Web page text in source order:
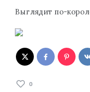
Выглядит по-
0